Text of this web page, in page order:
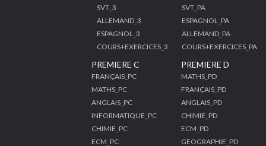
SVT_3
ALLEMAND_3
ESPAGNOL_3
COURS+EXERCICES_3
SVT_PA
ESPAGNOL_PA
ALLEMAND_PA
COURS+EXERCICES_PA
PREMIERE C
FRANÇAIS_PC
MATHS_PC
ANGLAIS_PC
INFORMATIQUE_PC
CHIMIE_PC
ECM_PC
PREMIERE D
MATHS_PD
FRANÇAIS_PD
ANGLAIS_PD
CHIMIE_PD
ECM_PD
GEOGRAPHIE_PD